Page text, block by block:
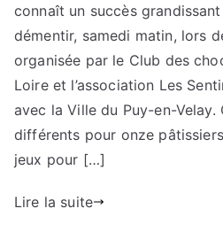
connaît un succès
démentir, samedi matin, lors
organisée par le Club des
Loire et l’association Les
avec la Ville du Puy-en-Velay.
différents pour onze
jeux pour […]
Lire la suite